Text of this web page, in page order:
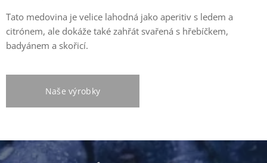
Tato medovina je velice lahodná jako aperitiv s ledem a
citrónem, ale dokáže také zahřát svařená s hřebíčkem,
badyánem a skořicí.
Naše výrobky